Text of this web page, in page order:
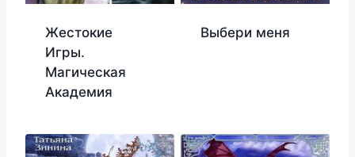
Жестокие
Игры.
Магическая
Академия
Выбери меня